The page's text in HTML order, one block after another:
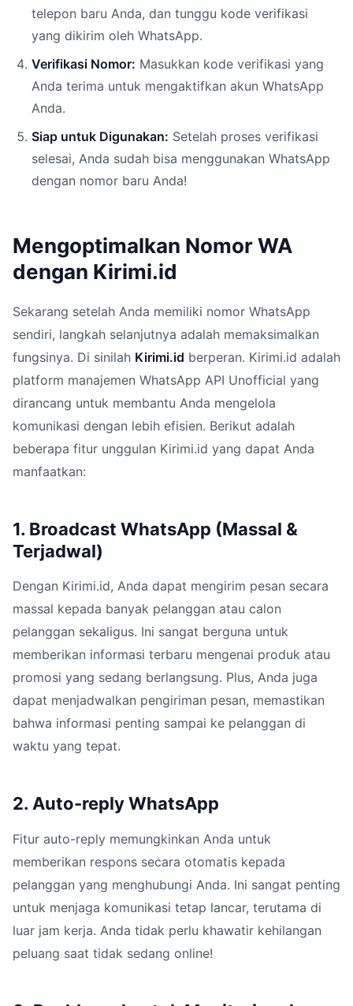
telepon baru Anda, dan tunggu kode verifikasi
yang dikirim oleh WhatsApp.
Verifikasi Nomor: Masukkan kode verifikasi yang
Anda terima untuk mengaktifkan akun WhatsApp
Anda.
Siap untuk Digunakan: Setelah proses verifikasi
selesai, Anda sudah bisa menggunakan WhatsApp
dengan nomor baru Anda!
Mengoptimalkan Nomor WA
dengan Kirimi.id
Sekarang setelah Anda memiliki nomor WhatsApp
sendiri, langkah selanjutnya adalah memaksimalkan
fungsinya. Di sinilah Kirimi.id berperan. Kirimi.id adalah
platform manajemen WhatsApp API Unofficial yang
dirancang untuk membantu Anda mengelola
komunikasi dengan lebih efisien. Berikut adalah
beberapa fitur unggulan Kirimi.id yang dapat Anda
manfaatkan:
1. Broadcast WhatsApp (Massal &
Terjadwal)
Dengan Kirimi.id, Anda dapat mengirim pesan secara
massal kepada banyak pelanggan atau calon
pelanggan sekaligus. Ini sangat berguna untuk
memberikan informasi terbaru mengenai produk atau
promosi yang sedang berlangsung. Plus, Anda juga
dapat menjadwalkan pengiriman pesan, memastikan
bahwa informasi penting sampai ke pelanggan di
waktu yang tepat.
2. Auto-reply WhatsApp
Fitur auto-reply memungkinkan Anda untuk
memberikan respons secara otomatis kepada
pelanggan yang menghubungi Anda. Ini sangat penting
untuk menjaga komunikasi tetap lancar, terutama di
luar jam kerja. Anda tidak perlu khawatir kehilangan
peluang saat tidak sedang online!